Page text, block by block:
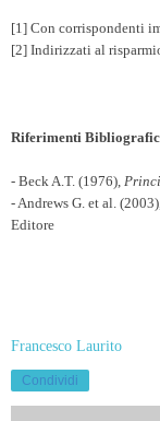
[1] Con corrispondenti
[2] Indirizzati al
Riferimenti
- Beck A.T. (1976),
- Andrews G. et al.
Editore
Francesco Laurito
Condividi